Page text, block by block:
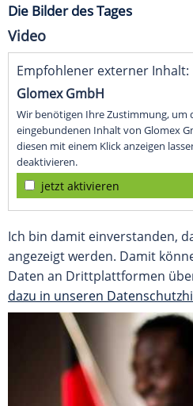
Die Bilder des Tages
Video
Empfohlener externer Inhalt:
Glomex GmbH
Wir benötigen Ihre Zustimmung, um
eingebundenen Inhalt von Glomex
diesen mit einem Klick anzeigen
deaktivieren.
jetzt aktivieren
Ich bin damit einverstanden,
angezeigt werden. Damit
Daten an Drittplattformen
dazu in unseren